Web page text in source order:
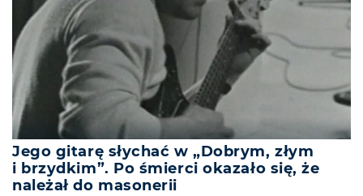
Jego gitarę słychać w „Dobrym, złym
i brzydkim”. Po śmierci okazało się, że
należał do masonerii